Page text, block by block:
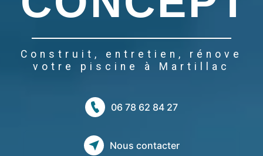
Construit, entretien, rénove
votre piscine à Martillac
06 78 62 84 27
Nous contacter